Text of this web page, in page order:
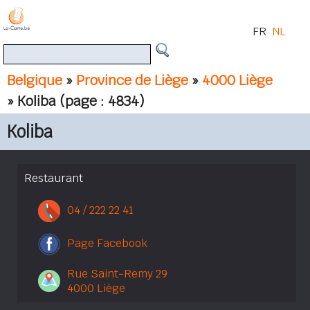
Belgique » Province de Liège » 4000 Liège
» Koliba (page : 4834)
FR NL
Koliba
Restaurant
04 / 222 22 41
Page Facebook
Rue Saint-Remy 29
4000 Liège